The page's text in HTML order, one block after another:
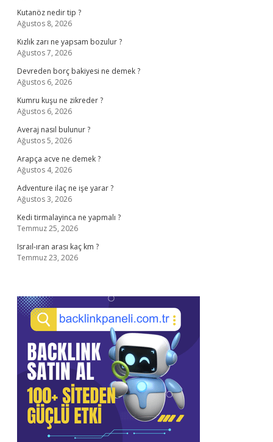
Kutanöz nedir tip ?
Ağustos 8, 2026
Kızlık zarı ne yapsam bozulur ?
Ağustos 7, 2026
Devreden borç bakiyesi ne demek ?
Ağustos 6, 2026
Kumru kuşu ne zikreder ?
Ağustos 6, 2026
Averaj nasıl bulunur ?
Ağustos 5, 2026
Arapça acve ne demek ?
Ağustos 4, 2026
Adventure ilaç ne işe yarar ?
Ağustos 3, 2026
Kedi tirmalayinca ne yapmalı ?
Temmuz 25, 2026
Israıl-ıran arası kaç km ?
Temmuz 23, 2026